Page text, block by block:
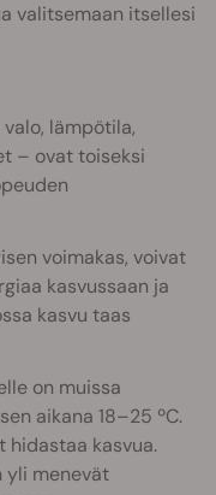
valitsemaan itsellesi
lämpötila,
– ovat toiseksi
voimakas, voivat
kasvussaan ja
kasvu taas
on muissa
aikana 18–25 ºC.
hidastaa kasvua.
yli menevät